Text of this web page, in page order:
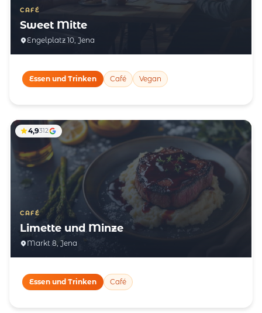
CAFÉ
Sweet Mitte
Engelplatz 10, Jena
Essen und Trinken Café Vegan
CAFÉ
Limette und Minze
Markt 8, Jena
4,9312
Essen und Trinken Café